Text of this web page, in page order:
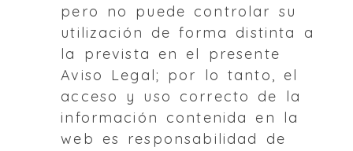
pero no puede controlar su
utilización de forma distinta a
la prevista en el presente
Aviso Legal; por lo tanto, el
acceso y uso correcto de la
información contenida en la
web es responsabilidad de